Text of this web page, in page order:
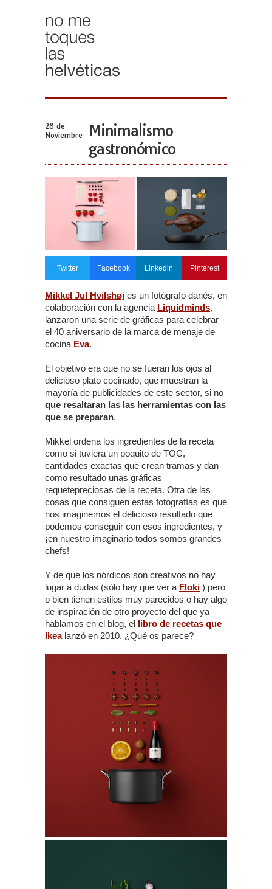
28 de
Noviembre
Minimalismo
gastronómico
Twitter Facebook Linkedin Pinterest
Mikkel Jul Hvilshøj es un fotógrafo danés, en
colaboración con la agencia Liquidminds,
lanzaron una serie de gráficas para celebrar
el 40 aniversario de la marca de menaje de
cocina Eva.
El objetivo era que no se fueran los ojos al
delicioso plato cocinado, que muestran la
mayoría de publicidades de este sector, si no
que resaltaran las las herramientas con las
que se preparan.
Mikkel ordena los ingredientes de la receta
como si tuviera un poquito de TOC,
cantidades exactas que crean tramas y dan
como resultado unas gráficas
requetepreciosas de la receta. Otra de las
cosas que consiguen estas fotografías es que
nos imaginemos el delicioso resultado que
podemos conseguir con esos ingredientes, y
¡en nuestro imaginario todos somos grandes
chefs!
Y de que los nórdicos son creativos no hay
lugar a dudas (sólo hay que ver a Floki ) pero
o bien tienen estilos muy parecidos o hay algo
de inspiración de otro proyecto del que ya
hablamos en el blog, el libro de recetas que
Ikealanzó en 2010. ¿Qué os parece?